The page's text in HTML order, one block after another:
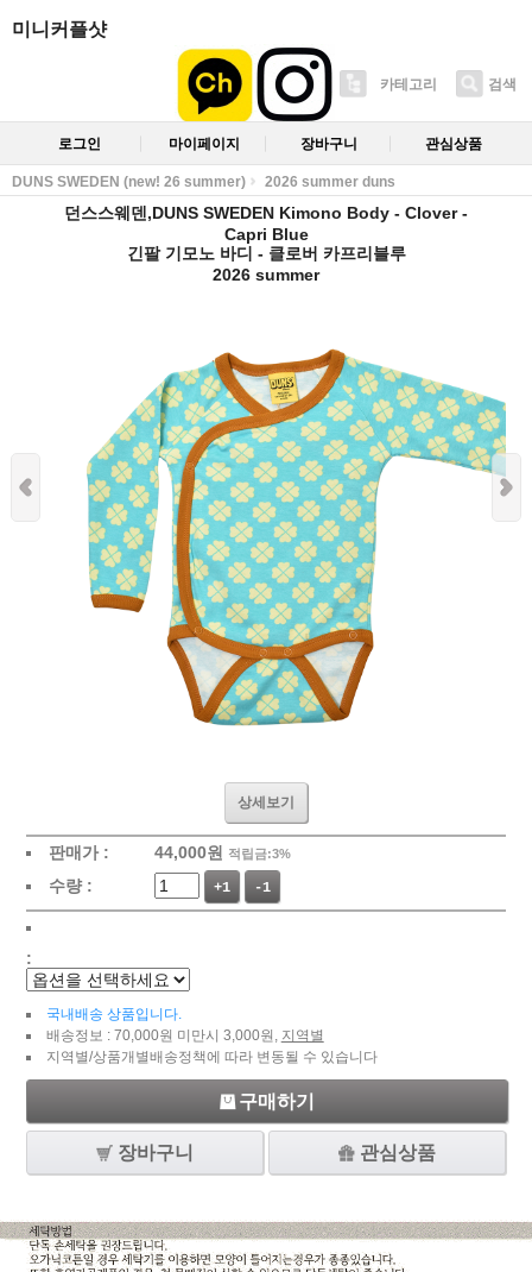
미니커플샷
카테고리 검색
로그인 마이페이지 장바구니 관심상품
DUNS SWEDEN (new! 26 summer) 2026 summer duns
던스스웨덴,DUNS SWEDEN Kimono Body - Clover -
Capri Blue
긴팔 기모노 바디 - 클로버 카프리블루
2026 summer
상세보기
판매가 : 44,000원 적립금:3%
수량 : +1 -1
:
국내배송 상품입니다.
배송정보 : 70,000원 미만시 3,000원, 지역별
지역별/상품개별배송정책에 따라 변동될 수 있습니다
구매하기
장바구니 관심상품